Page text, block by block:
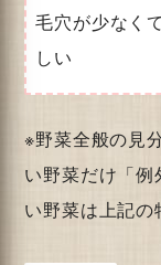
毛穴が少なく
しい
※野菜全般の見
い野菜だけ「
い野菜は上記の